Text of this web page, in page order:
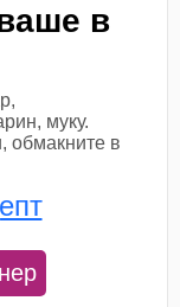
в
муку.
обмакните в